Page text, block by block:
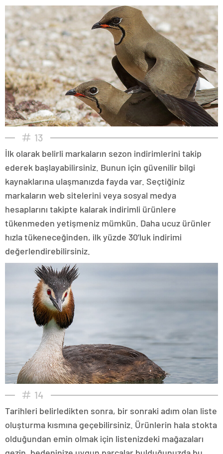
13
İlk olarak belirli markaların sezon indirimlerini takip
ederek başlayabilirsiniz. Bunun için güvenilir bilgi
kaynaklarına ulaşmanızda fayda var. Seçtiğiniz
markaların web sitelerini veya sosyal medya
hesaplarını takipte kalarak indirimli ürünlere
tükenmeden yetişmeniz mümkün. Daha ucuz ürünler
hızla tükeneceğinden, ilk yüzde 30’luk indirimi
değerlendirebilirsiniz.
14
Tarihleri belirledikten sonra, bir sonraki adım olan liste
oluşturma kısmına geçebilirsiniz. Ürünlerin hala stokta
olduğundan emin olmak için listenizdeki mağazaları